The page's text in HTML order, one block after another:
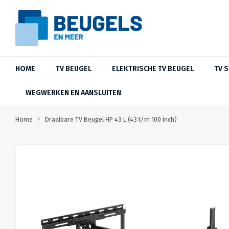
HOME TV BEUGEL ELEKTRISCHE TV BEUGEL TV
WEGWERKEN EN AANSLUITEN
Home Draaibare TV Beugel HP 43 L (43 t/m 100 inch)